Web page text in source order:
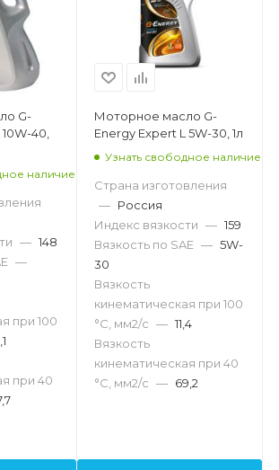
G-
40,
наличие
— 148
—
при 100
при 40
Моторное масло G-
Energy Expert L 5W-30, 1л
Узнать свободное наличие
Страна изготовления
— Россия
Индекс вязкости — 159
Вязкость по SAE — 5W-
30
Вязкость
кинематическая при 100
°С, мм2/с — 11,4
Вязкость
кинематическая при 40
°С, мм2/с — 69,2